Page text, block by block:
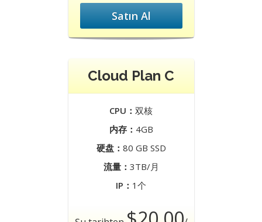
Satın Al
Cloud Plan C
CPU： 双核
内存： 4GB
硬盘： 80 GB SSD
流量： 3TB/月
IP： 1个